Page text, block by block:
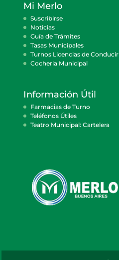
Mi Merlo
Suscribirse
Noticias
Guía de Trámites
Tasas Municipales
Turnos Licencias de Conducir
Cocheria Municipal
Información Útil
Farmacias de Turno
Teléfonos Útiles
Teatro Municipal: Cartelera